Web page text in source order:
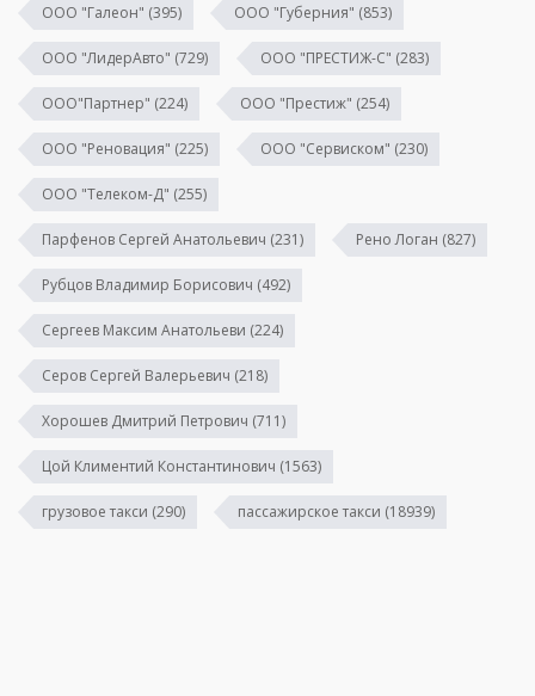
ООО "Галеон" (395) ООО "Губерния" (853)
ООО "ЛидерАвто" (729) ООО "ПРЕСТИЖ-С" (283)
ООО"Партнер" (224) ООО "Престиж" (254)
ООО "Реновация" (225) ООО "Сервиском" (230)
ООО "Телеком-Д" (255)
Парфенов Сергей Анатольевич (231) Рено Логан (827)
Рубцов Владимир Борисович (492)
Сергеев Максим Анатольеви (224)
Серов Сергей Валерьевич (218)
Хорошев Дмитрий Петрович (711)
Цой Климентий Константинович (1563)
грузовое такси (290) пассажирское такси (18939)